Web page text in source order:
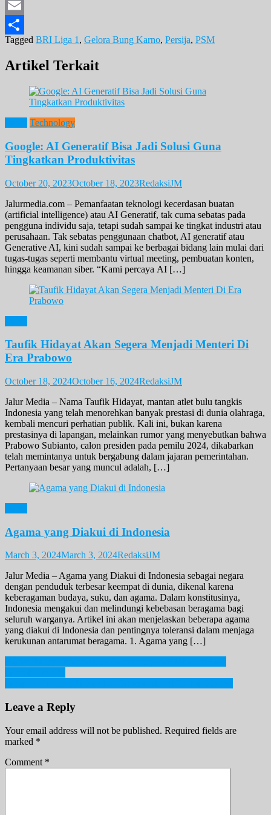
Twitter
Email
Share
Tagged BRI Liga 1 , Gelora Bung Karno, Persija, PSM
Artikel Terkait
Technology
Google: AI Generatif Bisa Jadi Solusi Guna
Tingkatkan Produktivitas
October 20, 2023October 18, 2023RedaksiJM
Jalurmedia.com – Pemanfaatan teknologi kecerdasan buatan
(artificial intelligence) atau AI Generatif, tak cuma sebatas pada
pengguna individu saja, tetapi sudah sampai ke tingkat industri atau
perusahaan. Tak sebatas penggunaan chatbot, AI generatif atau
Generative AI, kini sudah sampai ke berbagai bidang lain mulai dari
tugas-tugas seperti membantu virtual meeting, pembuatan konten,
hingga keamanan siber. “Kami percaya AI […]
Taufik Hidayat Akan Segera Menjadi Menteri Di
Era Prabowo
October 18, 2024October 16, 2024RedaksiJM
Jalur Media – Nama Taufik Hidayat, mantan atlet bulu tangkis
Indonesia yang telah menorehkan banyak prestasi di dunia olahraga,
kembali mencuri perhatian publik. Kali ini, bukan karena
prestasinya di lapangan, melainkan rumor yang menyebutkan bahwa
Prabowo Subianto, calon presiden pada pemilu 2024, dikabarkan
telah memintanya untuk bergabung dalam jajaran pemerintahan.
Pertanyaan besar yang muncul adalah, […]
Agama yang Diakui di Indonesia
March 3, 2024March 3, 2024RedaksiJM
Jalur Media – Agama yang Diakui di Indonesia sebagai negara
dengan penduduk terbesar keempat di dunia, dikenal karena
keberagaman budaya, suku, dan agama. Dalam konstitusinya,
Indonesia mengakui dan melindungi kebebasan beragama bagi
seluruh warganya. Artikel ini akan menjelaskan beberapa agama
yang diakui di Indonesia dan pentingnya toleransi dalam menjaga
kerukunan antarumat beragama. 1. Agama yang […]
Post
navigation
Leave a Reply
Your email address will not be published. Required fields are
marked *
Comment *